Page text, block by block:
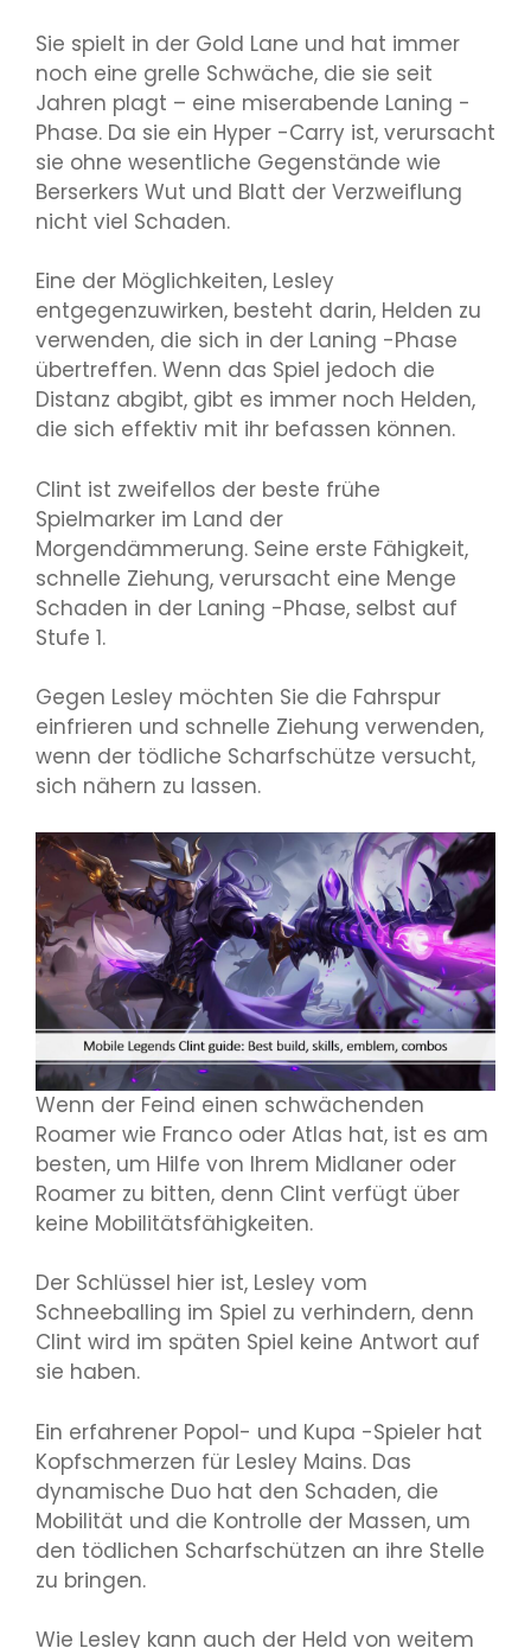
Sie spielt in der Gold Lane und hat immer
noch eine grelle Schwäche, die sie seit
Jahren plagt – eine miserabende Laning -
Phase. Da sie ein Hyper -Carry ist, verursacht
sie ohne wesentliche Gegenstände wie
Berserkers Wut und Blatt der Verzweiflung
nicht viel Schaden.
Eine der Möglichkeiten, Lesley
entgegenzuwirken, besteht darin, Helden zu
verwenden, die sich in der Laning -Phase
übertreffen. Wenn das Spiel jedoch die
Distanz abgibt, gibt es immer noch Helden,
die sich effektiv mit ihr befassen können.
Clint ist zweifellos der beste frühe
Spielmarker im Land der
Morgendämmerung. Seine erste Fähigkeit,
schnelle Ziehung, verursacht eine Menge
Schaden in der Laning -Phase, selbst auf
Stufe 1.
Gegen Lesley möchten Sie die Fahrspur
einfrieren und schnelle Ziehung verwenden,
wenn der tödliche Scharfschütze versucht,
sich nähern zu lassen.
Wenn der Feind einen schwächenden
Roamer wie Franco oder Atlas hat, ist es am
besten, um Hilfe von Ihrem Midlaner oder
Roamer zu bitten, denn Clint verfügt über
keine Mobilitätsfähigkeiten.
Der Schlüssel hier ist, Lesley vom
Schneeballing im Spiel zu verhindern, denn
Clint wird im späten Spiel keine Antwort auf
sie haben.
Ein erfahrener Popol- und Kupa -Spieler hat
Kopfschmerzen für Lesley Mains. Das
dynamische Duo hat den Schaden, die
Mobilität und die Kontrolle der Massen, um
den tödlichen Scharfschützen an ihre Stelle
zu bringen.
Wie Lesley kann auch der Held von weitem